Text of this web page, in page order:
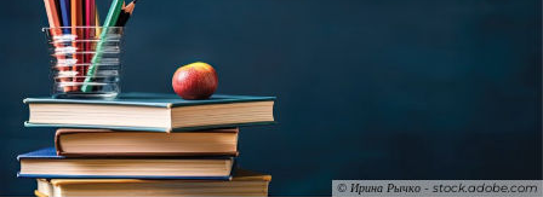
© Ирина Рычко - stock.adobe.com